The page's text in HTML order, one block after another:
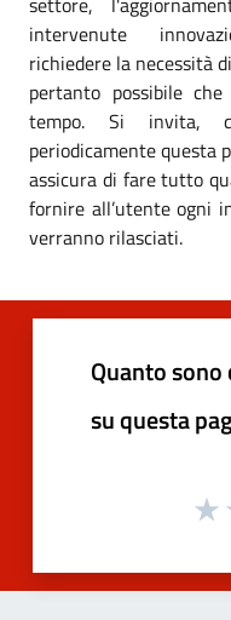
intervenute
richiedere la necessità
pertanto possibile
tempo. Si invita,
periodicamente questa
assicura di fare tutto
fornire all’utente ogni
verranno rilasciati.
Quanto
su questa